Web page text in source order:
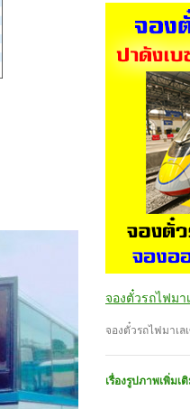
จองตั๋วรถไฟม
จองตั๋วรถไฟมาเล
เรื่องรูปภาพเพิ่มเ